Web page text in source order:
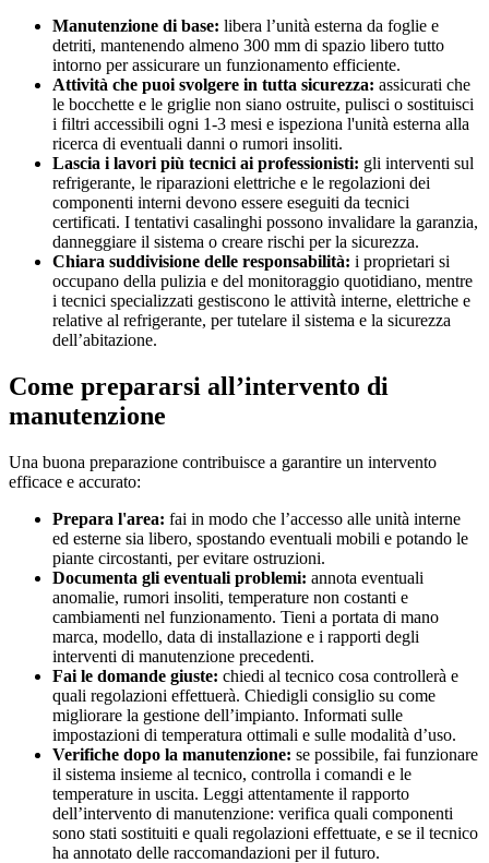
Manutenzione di base: libera l’unità esterna da foglie e
detriti, mantenendo almeno 300 mm di spazio libero tutto
intorno per assicurare un funzionamento efficiente.
Attività che puoi svolgere in tutta sicurezza: assicurati che
le bocchette e le griglie non siano ostruite, pulisci o sostituisci
i filtri accessibili ogni 1-3 mesi e ispeziona l'unità esterna alla
ricerca di eventuali danni o rumori insoliti.
Lascia i lavori più tecnici ai professionisti: gli interventi sul
refrigerante, le riparazioni elettriche e le regolazioni dei
componenti interni devono essere eseguiti da tecnici
certificati. I tentativi casalinghi possono invalidare la garanzia,
danneggiare il sistema o creare rischi per la sicurezza.
Chiara suddivisione delle responsabilità: i proprietari si
occupano della pulizia e del monitoraggio quotidiano, mentre
i tecnici specializzati gestiscono le attività interne, elettriche e
relative al refrigerante, per tutelare il sistema e la sicurezza
dell’abitazione.
Come prepararsi all’intervento di
manutenzione
Una buona preparazione contribuisce a garantire un intervento
efficace e accurato:
Prepara l'area: fai in modo che l’accesso alle unità interne
ed esterne sia libero, spostando eventuali mobili e potando le
piante circostanti, per evitare ostruzioni.
Documenta gli eventuali problemi: annota eventuali
anomalie, rumori insoliti, temperature non costanti e
cambiamenti nel funzionamento. Tieni a portata di mano
marca, modello, data di installazione e i rapporti degli
interventi di manutenzione precedenti.
Fai le domande giuste: chiedi al tecnico cosa controllerà e
quali regolazioni effettuerà. Chiedigli consiglio su come
migliorare la gestione dell’impianto. Informati sulle
impostazioni di temperatura ottimali e sulle modalità d’uso.
Verifiche dopo la manutenzione: se possibile, fai funzionare
il sistema insieme al tecnico, controlla i comandi e le
temperature in uscita. Leggi attentamente il rapporto
dell’intervento di manutenzione: verifica quali componenti
sono stati sostituiti e quali regolazioni effettuate, e se il tecnico
ha annotato delle raccomandazioni per il futuro.